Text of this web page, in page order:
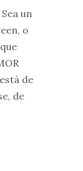
un
o
de
de